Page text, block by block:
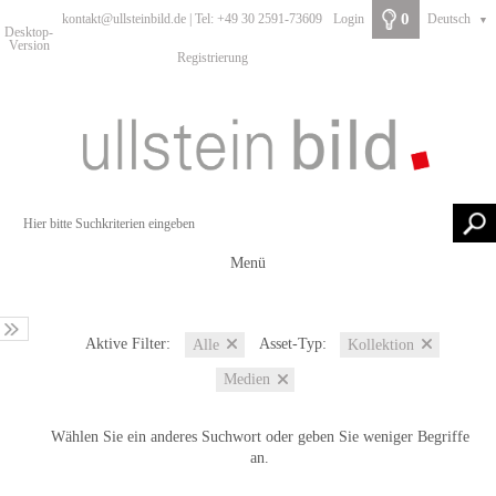
Desktop-
Version
kontakt@ullsteinbild.de | Tel: +49 30 2591-73609 Login
Registrierung
0 Deutsch ▼
Menü
Aktive Filter: Alle Asset-Typ: Kollektion
Medien
Wählen Sie ein anderes Suchwort oder geben Sie weniger Begriffe
an.